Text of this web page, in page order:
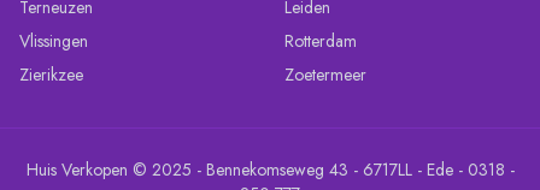
Terneuzen
Vlissingen
Zierikzee
Leiden
Rotterdam
Zoetermeer
Huis Verkopen © 2025 - Bennekomseweg 43 - 6717LL - Ede - 0318 -